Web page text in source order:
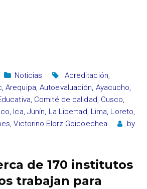
Noticias Acreditación,
,Arequipa,Autoevaluación, Ayacucho,
, Comité de calidad, Cusco,
, Ica, Junín, La Libertad, Lima, Loreto,
,Victorino Elorz Goicoechea
by
de 170 institutos
trabajan para